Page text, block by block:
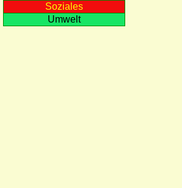
Soziales
Umwelt